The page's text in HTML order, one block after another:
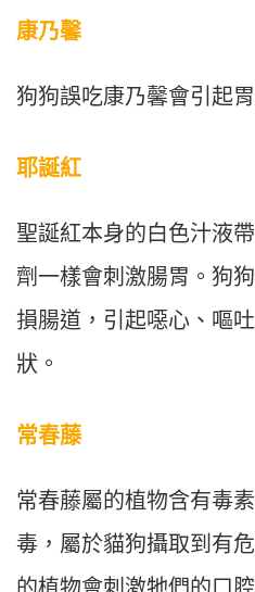
康乃馨
狗狗誤吃康乃馨會引起
耶誕紅
聖誕紅本身的白色汁液
劑一樣會刺激腸胃。狗
損腸道，引起噁心、嘔
狀。
常春藤
常春藤屬的植物含有毒
毒，屬於貓狗攝取到有
的植物會刺激牠們的口